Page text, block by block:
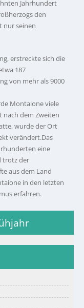
Jahrhundert
den
nur seinen
erstreckte sich die
187
von mehr als 9000
Montaione viele
nach dem Zweiten
wurde der Ort
verändert.Das
eine
trotz der
aus dem Land
in den letzten
erfahren.